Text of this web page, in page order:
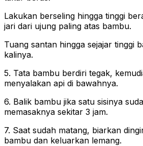
Lakukan berseling hingga tinggi
jari dari ujung paling atas bambu.
Tuang santan hingga sejajar tinggi
kalinya.
5. Tata bambu berdiri tegak,
menyalakan api di bawahnya.
6. Balik bambu jika satu sisinya
memasaknya sekitar 3 jam.
7. Saat sudah matang, biarkan
bambu dan keluarkan lemang.